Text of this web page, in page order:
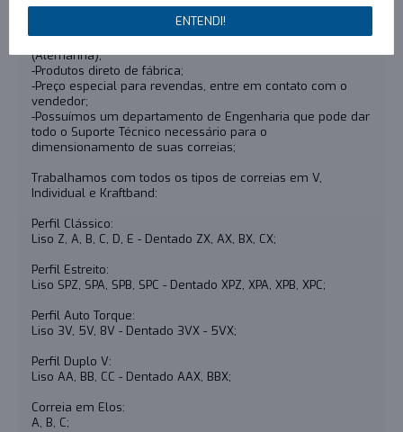
-Qualquer dúvida sobre o produto, contate-nos;
-Distribuidor nacional das marcas Rexon (China) e Optibelt
(Alemanha);
-Produtos direto de fábrica;
-Preço especial para revendas, entre em contato com o
vendedor;
-Possuímos um departamento de Engenharia que pode dar
todo o Suporte Técnico necessário para o
dimensionamento de suas correias;
Trabalhamos com todos os tipos de correias em V,
Individual e Kraftband:
Perfil Clássico:
Liso Z, A, B, C, D, E - Dentado ZX, AX, BX, CX;
Perfil Estreito:
Liso SPZ, SPA, SPB, SPC - Dentado XPZ, XPA, XPB, XPC;
Perfil Auto Torque:
Liso 3V, 5V, 8V - Dentado 3VX - 5VX;
Perfil Duplo V:
Liso AA, BB, CC - Dentado AAX, BBX;
Correia em Elos:
A, B, C;
ENTENDI!